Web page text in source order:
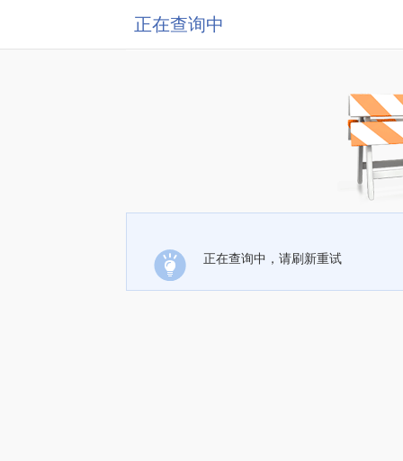
正在查询中
正在查询中，请刷新重试